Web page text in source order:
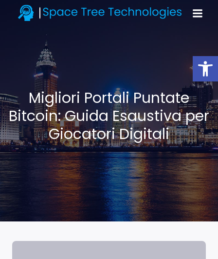
Open toolbar
Migliori Portali Puntate
Bitcoin: Guida Esaustiva per
Giocatori Digitali